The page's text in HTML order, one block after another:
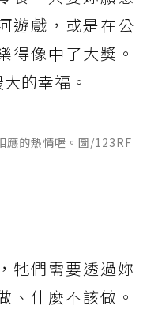
遊戲，或是在公
得像中了大獎。
的幸福。
應的熱情喔。圖/123RF
牠們需要透過妳
、什麼不該做。